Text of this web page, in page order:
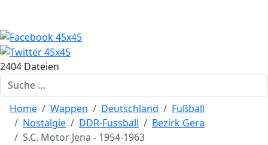
2404 Dateien
Suchen
Home Wappen Deutschland
Fußball
Nostalgie
DDR-Fussball
Bezirk Gera
S.C. Motor Jena - 1954-1963